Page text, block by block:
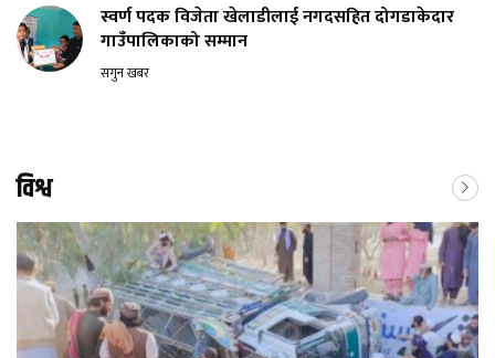
स्वर्ण पदक विजेता खेलाडीलाई नगदसहित दोगडाकेदार
गाउँपालिकाको सम्मान
सगुन खबर
विश्व